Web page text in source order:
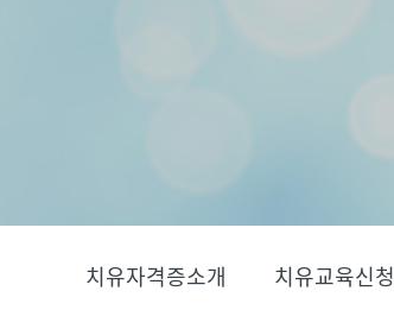
치유자격증소개 치유교육신청